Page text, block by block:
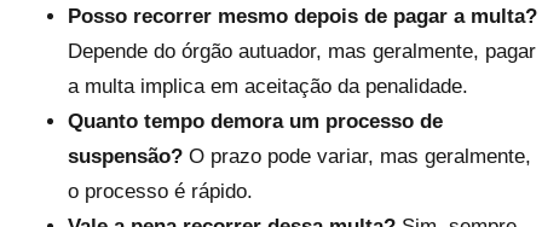
Posso recorrer mesmo depois de pagar a multa?
Depende do órgão autuador, mas geralmente, pagar
a multa implica em aceitação da penalidade.
Quanto tempo demora um processo de
suspensão? O prazo pode variar, mas geralmente,
o processo é rápido.